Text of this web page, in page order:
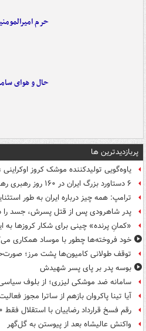
حرم
حال و هوای
پربازدیدترین ها
یاوه‌گویی تولیدکننده موشک کروز اوکراینی
۶ دستاورد بزرگ ایران در ۱۶۰ روز رهبری رهبر انقلاب
ترامپ: همه چیز درباره ایران به طور
پدر شاهرودی پس از قتل پسرش، جسد را
«کمانِ پرنده» چینی برای شکار کروزها به
خود فروخته‌ها چطور با موساد همکاری
توقف طولانی کامیون‌ها پشت مرز؛
بوسه‌ پدر بر پای پسر شهیدش
سامانه ضد موشکی لیزری؛ از بلوف
آیا تینا پاکروان بازهم از ساترا مجوز
رقم فسخ قرارداد رضاییان با استقلال فقط ۱۰۰میلیون تومان!
واکنش عالیشاه بعد از پیوستن به گل‌گهر